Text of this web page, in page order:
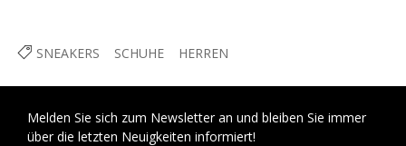
SNEAKERS SCHUHE HERREN
Melden Sie sich zum Newsletter an und bleiben Sie immer
über die letzten Neuigkeiten informiert!